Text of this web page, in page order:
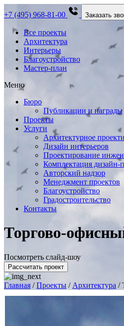
+7 (495) 968-81-00 Заказать
Все проекты
Архитектура
Интерьеры
Благоустройство
Мастер-план
Меню
Бюро
Публикации и награды
Проекты
Услуги
Архитектурное
Дизайн интерьеров
Проектирование
Комплектация дизайн-
Авторский надзор
Менеджмент проектов
Благоустройство
Градостроительство
Контакты
Торгово-
Посмотреть слайд-шоу
Рассчитать проект
Главная /Проекты / Архитектура /